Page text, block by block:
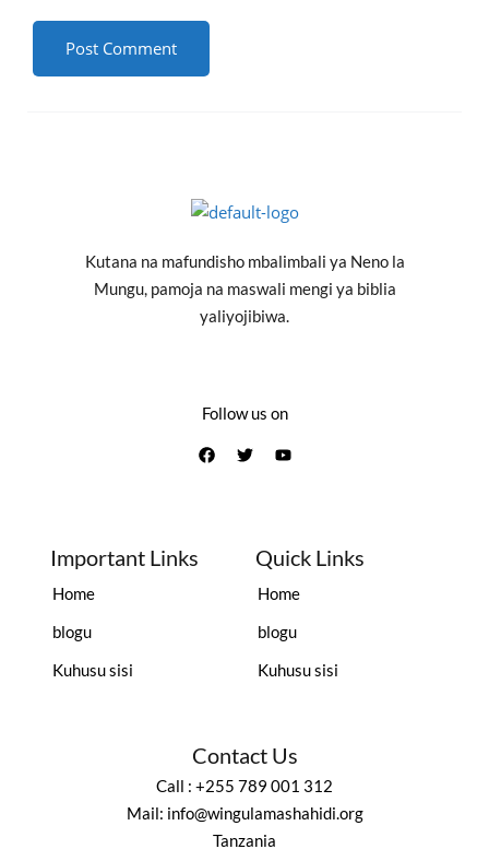
Kutana na mafundisho mbalimbali ya Neno la
Mungu, pamoja na maswali mengi ya biblia
yaliyojibiwa.
Follow us on
Important Links
Home
blogu
Kuhusu sisi
Quick Links
Home
blogu
Kuhusu sisi
Contact Us
Call : +255 789 001 312
Mail: info@wingulamashahidi.org
Tanzania